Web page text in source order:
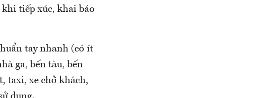
tiếp xúc, khai báo
tay nhanh (có ít
ga, bến tàu, bến
taxi, xe chở khách,